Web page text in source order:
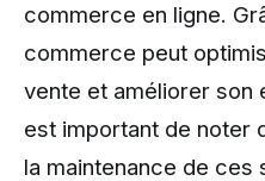
commerce en ligne.
commerce peut
vente et améliorer son
est important de noter
la maintenance de